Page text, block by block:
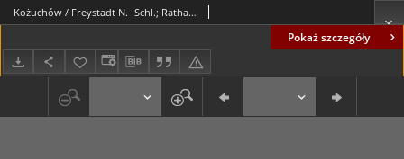
Pokaż szczegóły
Kożuchów / Freystadt N.- Schl.; Rathaus; Ratusz